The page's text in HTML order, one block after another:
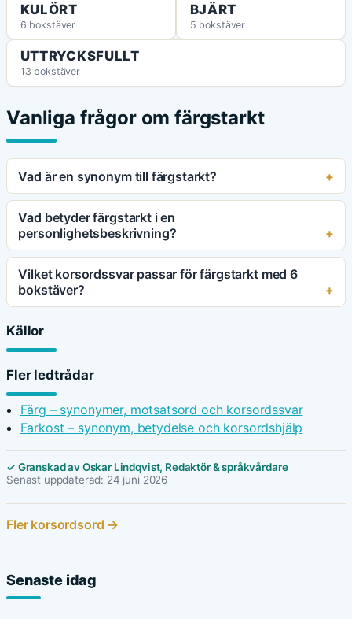
KULÖRT
6 bokstäver
BJÄRT
5 bokstäver
UTTRYCKSFULLT
13 bokstäver
Vanliga frågor om färgstarkt
Vad är en synonym till färgstarkt?
Vad betyder färgstarkt i en
personlighetsbeskrivning?
Vilket korsordssvar passar för färgstarkt med 6
bokstäver?
Källor
Fler ledtrådar
Färg – synonymer, motsatsord och korsordssvar
Farkost – synonym, betydelse och korsordshjälp
✓ Granskad av Oskar Lindqvist, Redaktör & språkvårdare
Senast uppdaterad: 24 juni 2026
Fler korsordsord →
Senaste idag